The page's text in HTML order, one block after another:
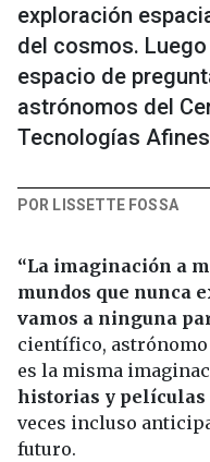
exploración
del cosmos.
espacio de
astrónomos del
Tecnologías
POR LISSETTE FOSSA
“La imaginación a
mundos que nunca
vamos a ninguna
científico, astrónomo
es la misma
historias y películas
veces incluso
futuro.